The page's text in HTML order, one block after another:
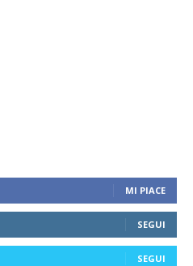
MI PIACE
SEGUI
SEGUI